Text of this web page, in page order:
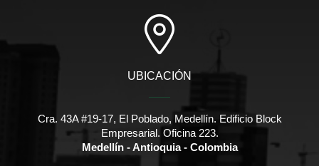
UBICACIÓN
Cra. 43A #19-17, El Poblado, Medellín. Edificio Block
Empresarial. Oficina 223.
Medellín - Antioquia - Colombia